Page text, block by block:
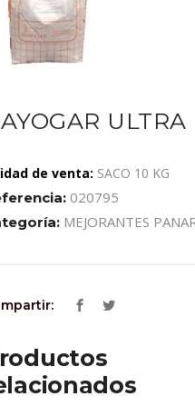
ULTRA
de venta: SACO 10 KG
020795
MEJORANTES